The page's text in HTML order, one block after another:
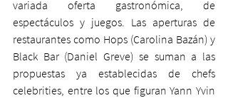
variada oferta gastronómica, de
espectáculos y juegos. Las aperturas de
restaurantes como Hops (Carolina Bazán) y
Black Bar (Daniel Greve) se suman a las
propuestas ya establecidas de chefs
celebrities, entre los que figuran Yann Yvin